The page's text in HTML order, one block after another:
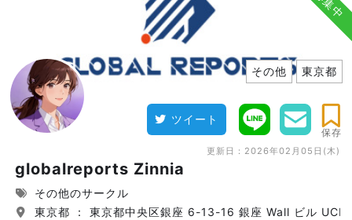
その他 東京都
ツイート
保存
更新日： 2026年02月05日(木)
globalreports Zinnia
その他のサークル
東京都 ： 東京都中央区銀座 6-13-16 銀座 Wall ビル UCF